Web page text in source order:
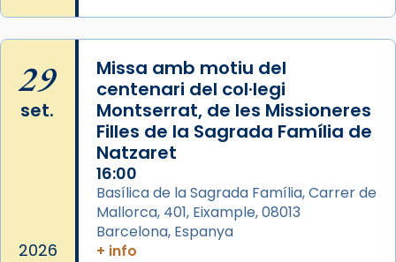
musulmanes fou venerat com a patró dels
Regnes castellans i més tard de tota
Espanya.
El seu sepulcre a Compostela fou un gran
centre de peregrinacions medievals de tot
el món cristià, després de Roma i terra
«A Raïms de Sant Jaume, raïms aigualits;
raïms de setembre te'n llepes els dits»,
segons una dita popular.
29
set.
2026
Missa amb motiu del
centenari del col·legi
Montserrat, de les Missioneres
Filles de la Sagrada Família de
Natzaret
16:00
Basílica de la Sagrada Família, Carrer de
Mallorca, 401, Eixample, 08013
Barcelona, Espanya
+ info